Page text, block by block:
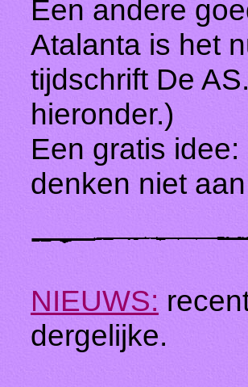
Een andere
Atalanta is het
tijdschrift De
hieronder.)
Een gratis
denken niet
NIEUWS:
dergelijke.